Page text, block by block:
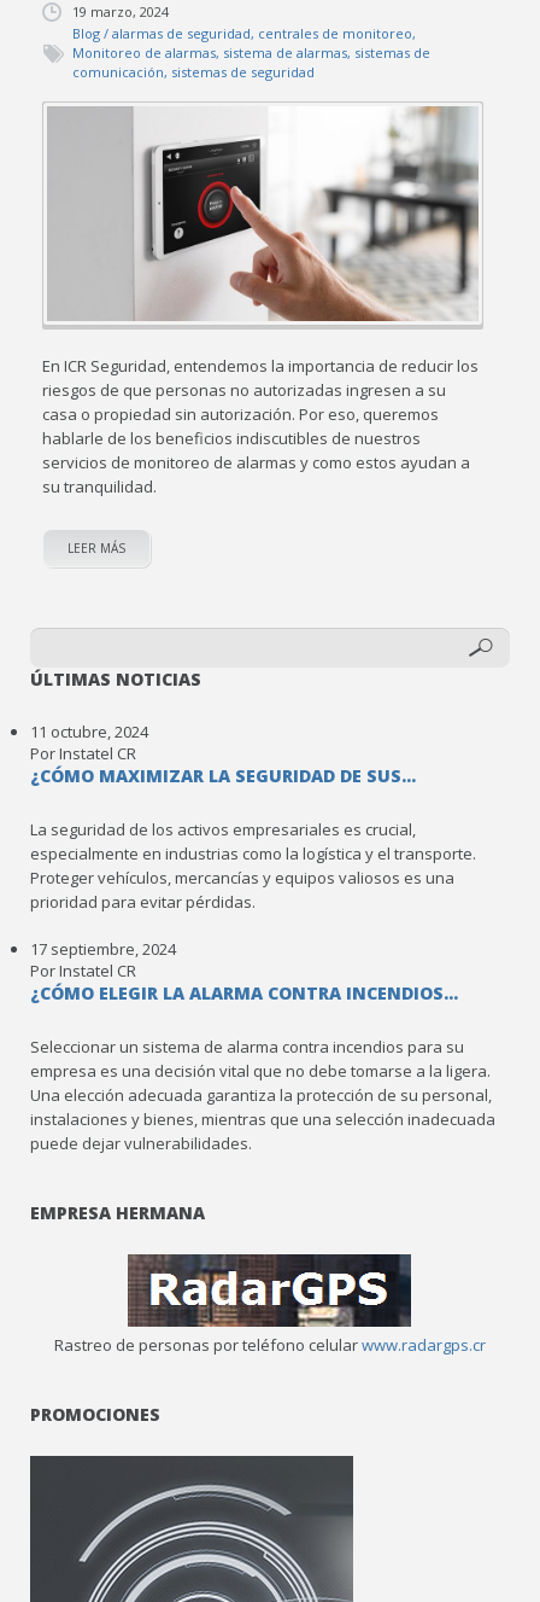
19 marzo, 2024
Blog /alarmas de seguridad, centrales de monitoreo,
Monitoreo de alarmas, sistema de alarmas, sistemas de
comunicación, sistemas de seguridad
En ICR Seguridad, entendemos la importancia de reducir los
riesgos de que personas no autorizadas ingresen a su
casa o propiedad sin autorización. Por eso, queremos
hablarle de los beneficios indiscutibles de nuestros
servicios de monitoreo de alarmas y como estos ayudan a
su tranquilidad.
LEER MÁS
ÚLTIMAS NOTICIAS
11 octubre, 2024
Por Instatel CR
¿CÓMO MAXIMIZAR LA SEGURIDAD DE SUS...
La seguridad de los activos empresariales es crucial,
especialmente en industrias como la logística y el transporte.
Proteger vehículos, mercancías y equipos valiosos es una
prioridad para evitar pérdidas.
17 septiembre, 2024
Por Instatel CR
¿CÓMO ELEGIR LA ALARMA CONTRA INCENDIOS...
Seleccionar un sistema de alarma contra incendios para su
empresa es una decisión vital que no debe tomarse a la ligera.
Una elección adecuada garantiza la protección de su personal,
instalaciones y bienes, mientras que una selección inadecuada
puede dejar vulnerabilidades.
EMPRESA HERMANA
Rastreo de personas por teléfono celularwww.radargps.cr
PROMOCIONES